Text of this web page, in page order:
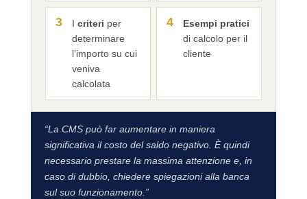
3 I criteri per
determinare
l’importo su cui
veniva
calcolata
4
Esempi pratici
di calcolo per il
cliente
“La CMS può far aumentare in maniera
significativa il costo del saldo negativo. È quindi
necessario prestare la massima attenzione e, in
caso di dubbio, chiedere spiegazioni alla banca
sul suo funzionamento.”